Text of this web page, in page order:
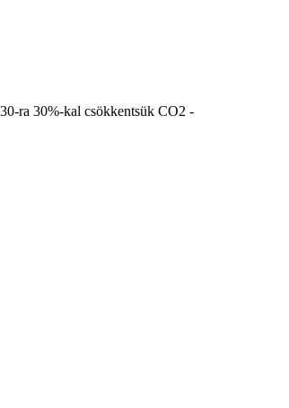
ra 30%-kal csökkentsük CO2 -